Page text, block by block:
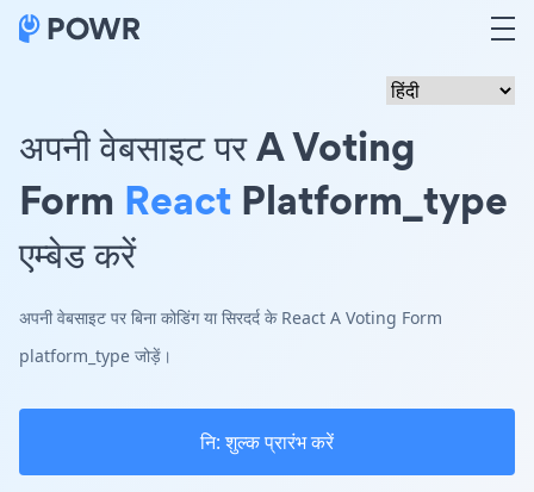
अपनी वेबसाइट पर A Voting
Form React Platform_type
एम्बेड करें
अपनी वेबसाइट पर बिना कोडिंग या सिरदर्द के React A Voting Form
platform_type जोड़ें।
नि: शुल्क प्रारंभ करें